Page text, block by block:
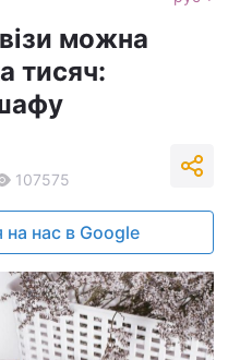
можна
тисяч:
107575
на нас в Google